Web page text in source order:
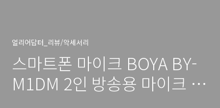
얼리어답터_리뷰/악세서리
스마트폰 마이크 BOYA BY-
M1DM 2인 방송용 마이크 리